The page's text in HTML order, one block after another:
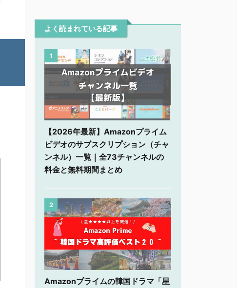
よく読まれている記事
1
【2026年最新】Amazonプライム
ビデオのサブスクリプション（チャ
ンネル）一覧｜全73チャンネルの
料金と無料期間まとめ
2
Amazonプライムの韓国ドラマ「星